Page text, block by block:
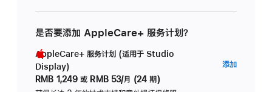
是否要添加 AppleCare+ 服务计划？
AppleCare+ 服务计划 (适用于 Studio
Display)
RMB 1,249 或 RMB 53/月 (24 期)
添加